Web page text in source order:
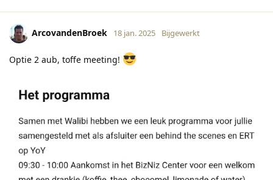
ArcovandenBroek 18 jan. 2025 Bijgewerkt
Optie 2 aub, toffe meeting!